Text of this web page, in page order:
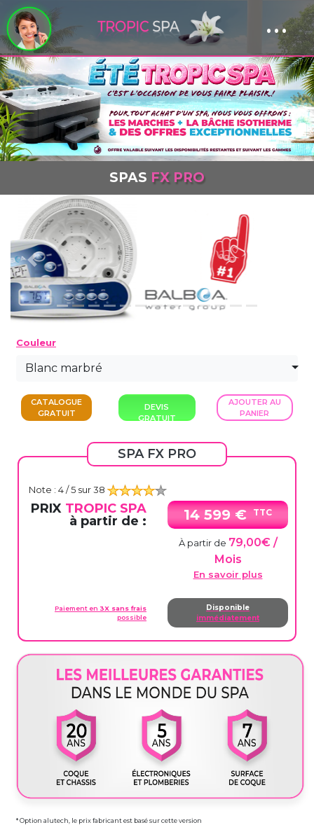
Panneau de gestion des cookies ...
SPAS FX PRO
Previous
Couleur
Blanc marbré
CATALOGUE
GRATUIT
DEVIS
GRATUIT
AJOUTER AU
PANIER
SPA FX PRO
Note : 4/ 5 sur38
PRIX TROPIC SPA
à partir de :
14 599 € TTC
À partir de 79,00€ /
Mois
En savoir plus
Paiement en 3X sans frais
possible
Disponible
immédiatement
* Option alutech, le prix fabricant est basé sur cette version